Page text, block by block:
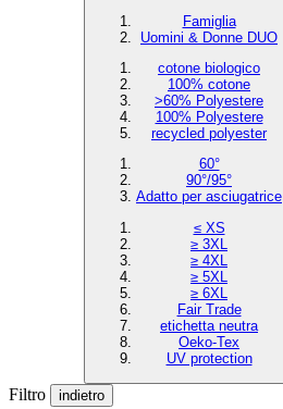
Famiglia
Uomini & Donne DUO
cotone biologico
100% cotone
>60% Polyestere
100% Polyestere
recycled polyester
60°
90°/95°
Adatto per asciugatrice
≤ XS
≥ 3XL
≥ 4XL
≥ 5XL
≥ 6XL
Fair Trade
etichetta neutra
Oeko-Tex
UV protection
Filtro indietro